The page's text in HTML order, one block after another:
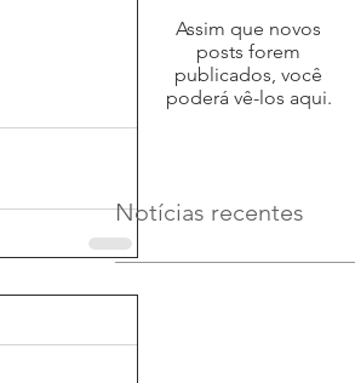
Assim que novos
posts forem
publicados, você
poderá vê-los aqui.
Notícias recentes